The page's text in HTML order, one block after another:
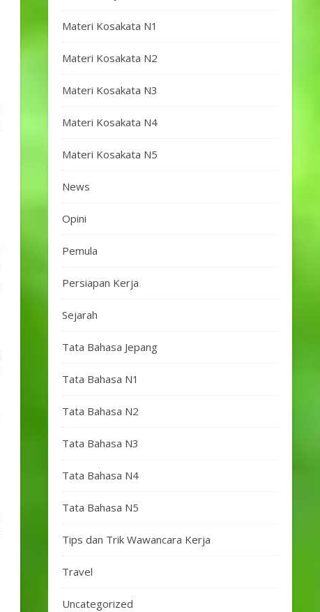
Materi Kosakata N1
Materi Kosakata N2
Materi Kosakata N3
Materi Kosakata N4
Materi Kosakata N5
News
Opini
Pemula
Persiapan Kerja
Sejarah
Tata Bahasa Jepang
Tata Bahasa N1
Tata Bahasa N2
Tata Bahasa N3
Tata Bahasa N4
Tata Bahasa N5
Tips dan Trik Wawancara Kerja
Travel
Uncategorized